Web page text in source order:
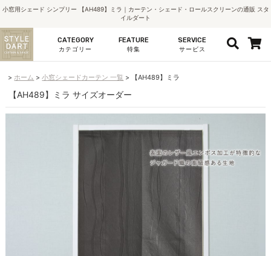
小窓用シェード シンプリー 【AH489】ミラ｜カーテン・シェード・ロールスクリーンの通販 スタ
イルダート
CATEGORY
カテゴリー
FEATURE
特集
SERVICE
サービス
ホーム 小窓シェードカーテン 一覧 【AH489】ミラ
【AH489】ミラ サイズオーダー